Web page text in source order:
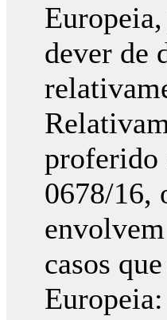
dever de
proferido
0678/16,
casos
Europeia: